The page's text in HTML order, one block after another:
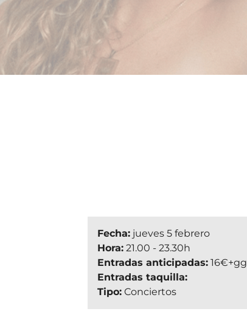
Fecha:jueves 5 febrero
Hora:21.00 - 23.30h
Entradas anticipadas:16€+gg
Entradas taquilla:
Tipo:Conciertos